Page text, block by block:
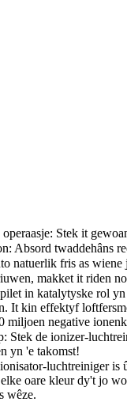
Stek it
Absord twaddehâns
natuerlik fris as wiene
makket it riden
in katalytyske rol yn
It kin effektyf
miljoen negative
Stek de ionizer-
yn 'e takomst!
luchtreiniger is
oare kleur dy't jo
wêze.